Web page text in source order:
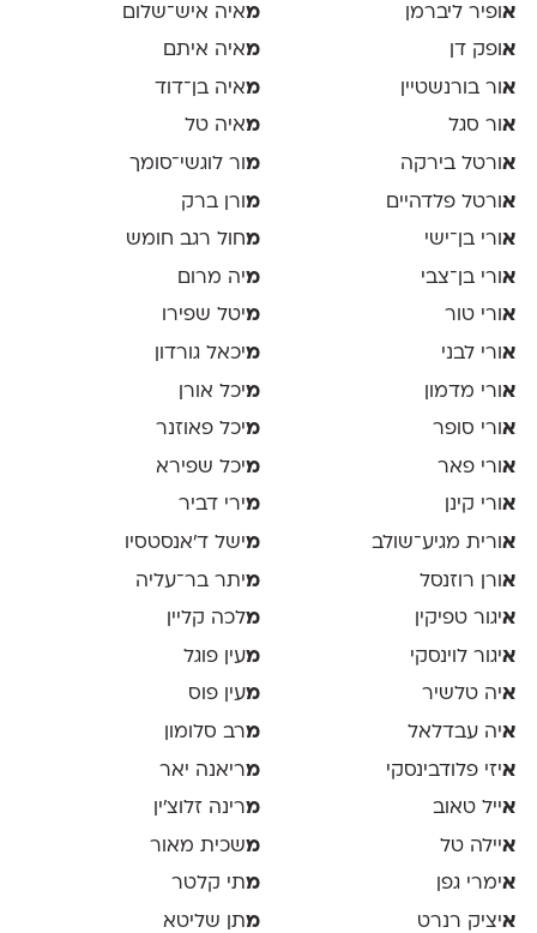
אופיר ליברמן
אופק דן
אור בורנשטיין
אור סגל
אורטל בירקה
אורטל פלדהיים
אורי בן־ישי
אורי בן־צבי
אורי טור
אורי לבני
אורי מדמון
אורי סופר
אורי פאר
אורי קינן
אורית מגיע־שולב
אורן רוזנסל
איגור טפיקין
איגור לוינסקי
איה טלשיר
איה עבדלאל
איזי פלודבינסקי
אייל טאוב
איילה טל
אימרי גפן
איציק רנרט
מאיה איש־שלום
מאיה איתם
מאיה בן־דוד
מאיה טל
מ ור לוגשי־סומך
מ ורן ברק
מחול רגב חומש
מיה מרום
מיטל שפירו
מיכאל גורדון
מיכל אורן
מיכל פאוזנר
מיכל שפירא
מירי דביר
מישל ד׳אנסטסיו
מיתר בר־עליה
מלכה קליין
מעין פוגל
מעין פוס
מרב סלומון
מריאנה יאר
מרינה זלוצ׳ין
משכית מאור
מתי קלטר
מתן שליטא